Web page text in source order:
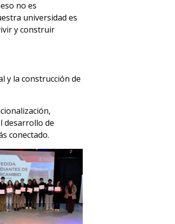
no es
universidad es
y construir
y la construcción de
desarrollo de
conectado.